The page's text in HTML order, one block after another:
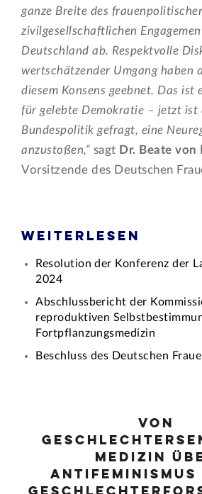
ganze Breite des
zivilgesellschaftlichen
Deutschland ab. Respektvolle
wertschätzender Umgang haben
diesem Konsens geebnet. Das ist
für gelebte Demokratie – jetzt ist
Bundespolitik gefragt, eine
anzustoßen,“ sagt Dr. Beate von
Vorsitzende des Deutschen
Weiterlesen
Resolution der Konferenz der
2024
Abschlussbericht der
reproduktiven
Fortpflanzungsmedizin
Beschluss des Deutschen
Von
Medizin
Antifeminismus